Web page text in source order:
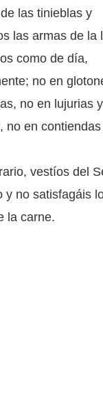
las tinieblas y
las armas de la
como de día,
no en
no en lujurias y
no en
vestíos del
y no satisfagáis
la carne.